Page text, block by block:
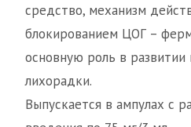
средство, механизм
блокированием ЦОГ –
основную роль в развитии
лихорадки.
Выпускается в ампулах с